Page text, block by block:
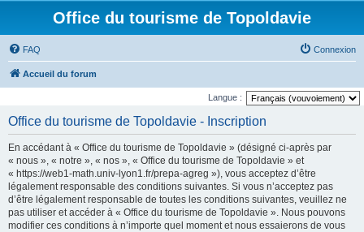
Office du tourisme de Topoldavie
FAQ Connexion
Accueil du forum
Langue :
Office du tourisme de Topoldavie - Inscription
En accédant à « Office du tourisme de Topoldavie » (désigné ci-après par
« nous », « notre », « nos », « Office du tourisme de Topoldavie » et
« https://web1-math.univ-lyon1.fr/prepa-agreg »), vous acceptez d’être
légalement responsable des conditions suivantes. Si vous n’acceptez pas
d’être légalement responsable de toutes les conditions suivantes, veuillez ne
pas utiliser et accéder à « Office du tourisme de Topoldavie ». Nous pouvons
modifier ces conditions à n’importe quel moment et nous essaierons de vous